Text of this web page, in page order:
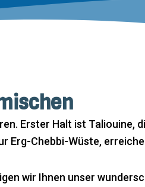
Erster Halt ist Taliouine,
Erg-Chebbi-Wüste,
wir Ihnen unser